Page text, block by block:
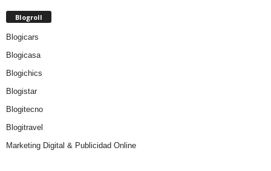
Blogroll
Blogicars
Blogicasa
Blogichics
Blogistar
Blogitecno
Blogitravel
Marketing Digital & Publicidad Online